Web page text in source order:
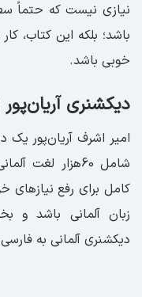
نیازی نیست که حتماً
باشد؛ بلکه این کتاب،
خوبی باشد.
دیکشنری
شامل 60هزار
کامل برای رفع
زبان آلمانی باشد و
دیکشنری آلمانی به